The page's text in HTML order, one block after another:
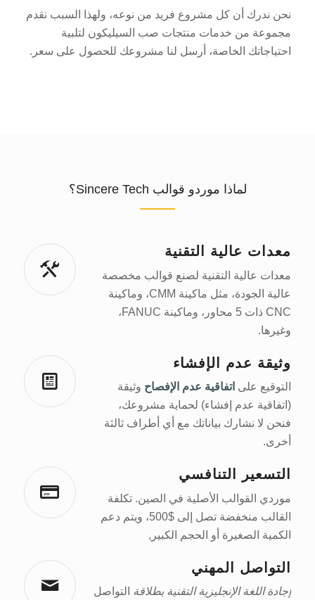
نحن ندرك أن كل مشروع فريد من نوعه، ولهذا السبب نقدم
مجموعة من خدمات منتجات صب السيليكون لتلبية
احتياجاتك الخاصة، أرسل لنا مشروعك للحصول على سعر.
لماذا موردو قوالب Sincere Tech؟
معدات عالية التقنية
معدات عالية التقنية لصنع قوالب مخصصة
عالية الجودة، مثل ماكينة CMM، وماكينة
CNC ذات 5 محاور، وماكينة FANUC،
وغيرها.
وثيقة عدم الإفشاء
التوقيع على اتفاقية عدم الإفصاح وثيقة
(اتفاقية عدم إفشاء) لحماية مشروعك،
فنحن لا نشارك بياناتك مع أي أطراف ثالثة
أخرى.
التسعير التنافسي
موردي القوالب الأصلية في الصين. تكلفة
القالب منخفضة تصل إلى $500، ويتم دعم
الكمية الصغيرة أو الحجم الكبير,
التواصل المهني
إجادة اللغة الإنجليزية التقنية بطلاقة التواصل